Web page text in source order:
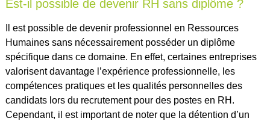
Est-il possible de devenir RH sans diplôme ?
Il est possible de devenir professionnel en Ressources
Humaines sans nécessairement posséder un diplôme
spécifique dans ce domaine. En effet, certaines entreprises
valorisent davantage l’expérience professionnelle, les
compétences pratiques et les qualités personnelles des
candidats lors du recrutement pour des postes en RH.
Cependant, il est important de noter que la détention d’un